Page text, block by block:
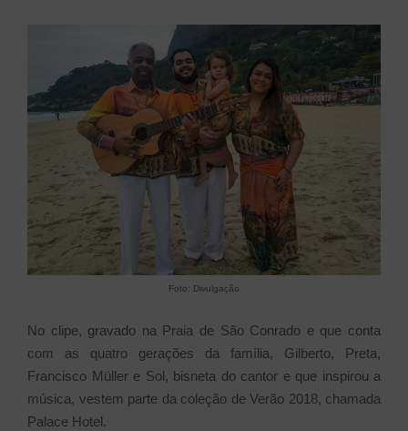
Foto: Divulgação
No clipe, gravado na Praia de São Conrado e que conta
com as quatro gerações da família, Gilberto, Preta,
Francisco Müller e Sol, bisneta do cantor e que inspirou a
música, vestem parte da coleção de Verão 2018, chamada
Palace Hotel.